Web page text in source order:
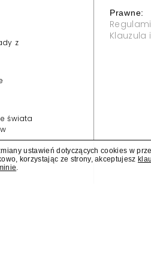
zatwierdzenie
ustawień dotyczących cookies w
korzystając ze strony, akceptujesz
.